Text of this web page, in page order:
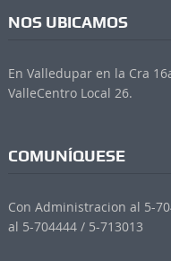
NOS UBICAMOS
En Valledupar en la Cra
ValleCentro Local 26.
COMUNÍQUESE
Con Administracion al 5-
al 5-704444 / 5-713013